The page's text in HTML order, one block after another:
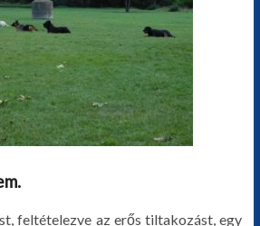
feltételezve az erős tiltakozást, egy